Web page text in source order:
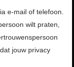
e-mail of telefoon.
wilt praten,
jouw privacy